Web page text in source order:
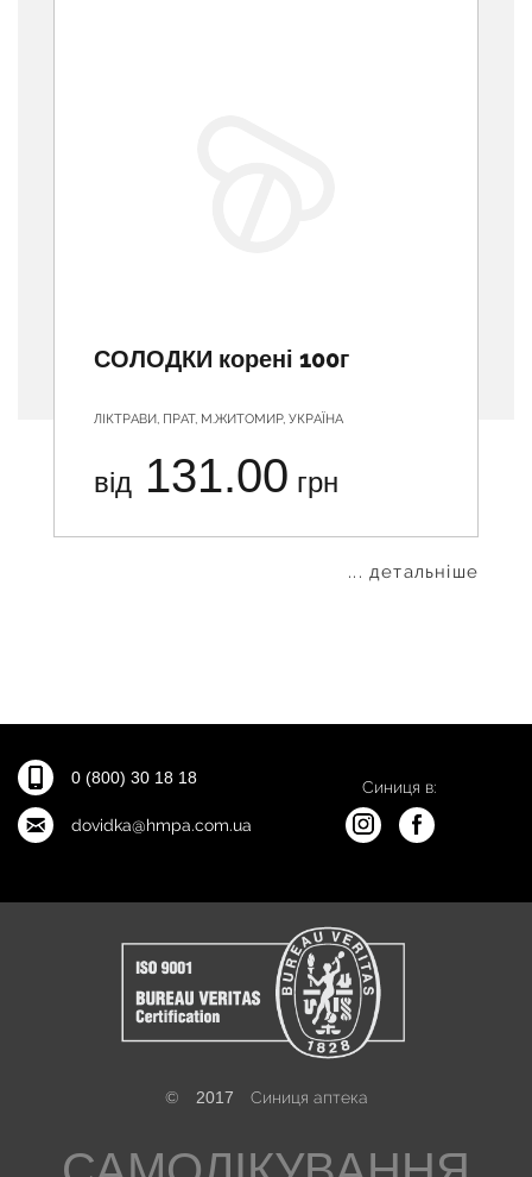
СОЛОДКИ корені 100г
ЛІКТРАВИ, ПРАТ, М.ЖИТОМИР, УКРАЇНА
від 131.00 грн
... детальніше
0 (800) 30 18 18
dovidka@hmpa.com.ua
Синиця в:
© 2017 Синиця аптека